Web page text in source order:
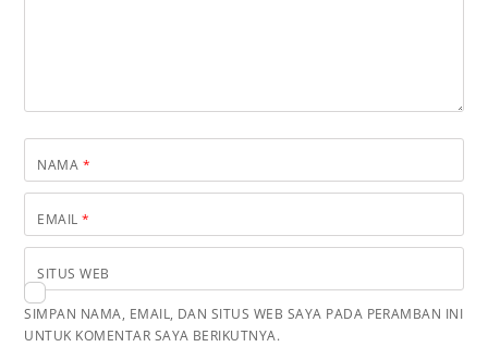
NAMA *
EMAIL*
SITUS WEB
SIMPAN NAMA, EMAIL, DAN SITUS WEB SAYA PADA PERAMBAN INI
UNTUK KOMENTAR SAYA BERIKUTNYA.